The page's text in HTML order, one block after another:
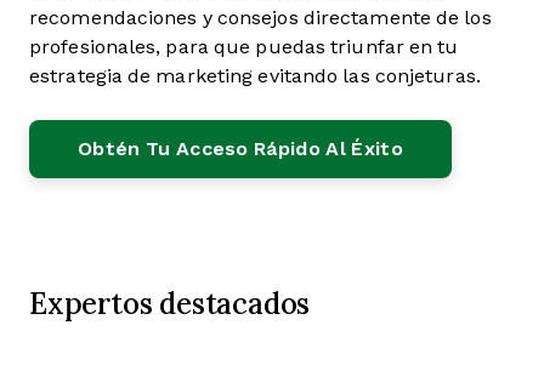
recomendaciones y consejos directamente de los
profesionales, para que puedas triunfar en tu
estrategia de marketing evitando las conjeturas.
Obtén Tu Acceso Rápido Al Éxito
Expertos destacados